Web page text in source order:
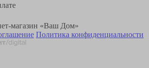
магазин «Ваш Дом»
Политика конфиденциальности